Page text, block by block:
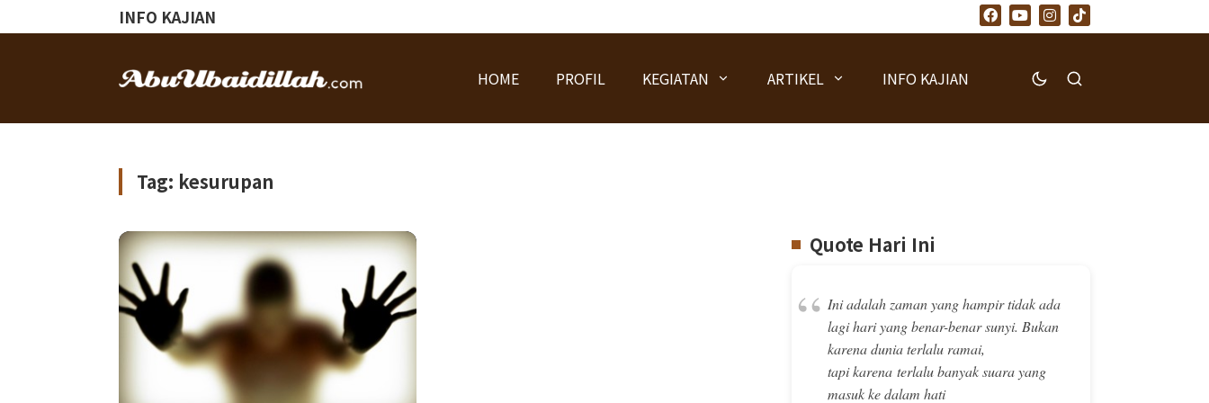
INFO KAJIAN
HOME PROFIL KEGIATAN ARTIKEL INFO KAJIAN
Tag: kesurupan
Quote Hari Ini
“ Ini adalah zaman yang hampir tidak ada
lagi hari yang benar-benar sunyi. Bukan
karena dunia terlalu ramai,
tapi karena terlalu banyak suara yang
masuk ke dalam hati